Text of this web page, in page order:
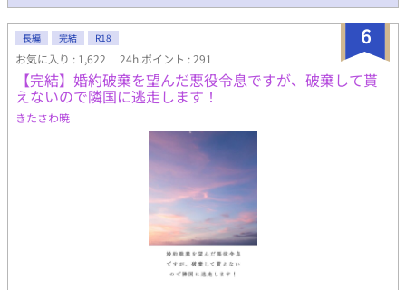
6
長編 完結 R18
お気に入り : 1,622 24h.ポイント : 291
【完結】婚約破棄を望んだ悪役令息ですが、破棄して貰
えないので隣国に逃走します！
きたさわ暁